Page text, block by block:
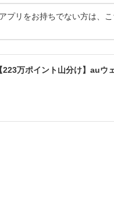
プリをお持ちでない方は、
【223万ポイント山分け】auウ